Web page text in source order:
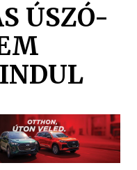
ÚSZÓ-